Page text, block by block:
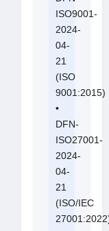
ISO9001-
2024-
04-
21
(ISO
9001:2015)
•
DFN-
ISO27001-
2024-
04-
21
(ISO/IEC